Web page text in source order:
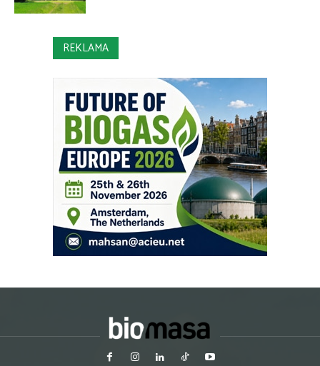
REKLAMA